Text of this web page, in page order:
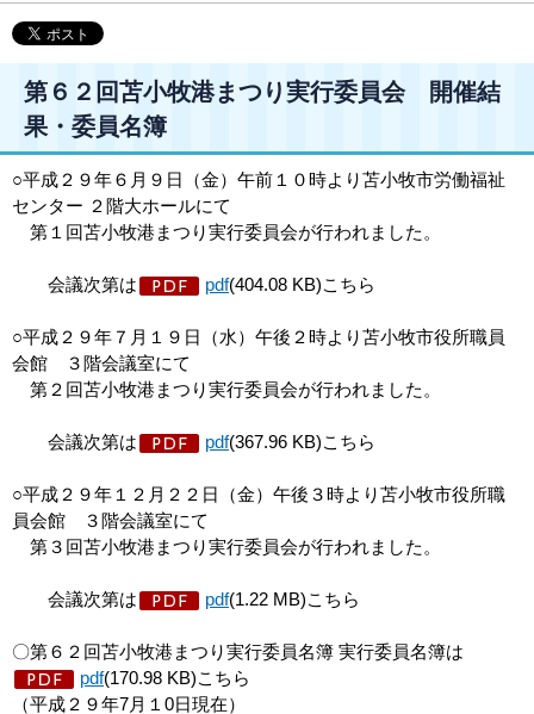
第６２回苫小牧港まつり実行委員会 開催結
果・委員名簿
○平成２９年６月９日（金）午前１０時より苫小牧市労働福祉
センター ２階大ホールにて
第１回苫小牧港まつり実行委員会が行われました。
会議次第は pdf(404.08 KB)こちら
○平成２９年７月１９日（水）午後２時より苫小牧市役所職員
会館 ３階会議室にて
第２回苫小牧港まつり実行委員会が行われました。
会議次第は pdf(367.96 KB)こちら
○平成２９年１２月２２日（金）午後３時より苫小牧市役所職
員会館 ３階会議室にて
第３回苫小牧港まつり実行委員会が行われました。
会議次第は pdf(1.22 MB)こちら
〇第６２回苫小牧港まつり実行委員名簿 実行委員名簿は
pdf(170.98 KB)こちら
（平成２９年7月１0日現在）